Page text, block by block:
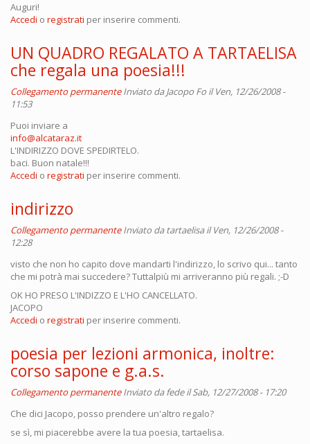
Auguri!
Accedi o registrati per inserire commenti.
UN QUADRO REGALATO A TARTAELISA
che regala una poesia!!!
Collegamento permanente Inviato daJacopo Fo il Ven, 12/26/2008 -
11:53
Puoi inviare a
info@alcataraz.it
L'INDIRIZZO DOVE SPEDIRTELO.
baci. Buon natale!!!
Accedi o registrati per inserire commenti.
indirizzo
Collegamento permanente Inviato datartaelisail Ven, 12/26/2008 -
12:28
visto che non ho capito dove mandarti l'indirizzo, lo scrivo qui... tanto
che mi potrà mai succedere? Tuttalpiù mi arriveranno più regali. ;-D
OK HO PRESO L'INDIZZO E L'HO CANCELLATO.
JACOPO
Accedi o registrati per inserire commenti.
poesia per lezioni armonica, inoltre:
corso sapone e g.a.s.
Collegamento permanente Inviato dafedeil Sab, 12/27/2008 - 17:20
Che dici Jacopo, posso prendere un'altro regalo?
se sì, mi piacerebbe avere la tua poesia, tartaelisa.